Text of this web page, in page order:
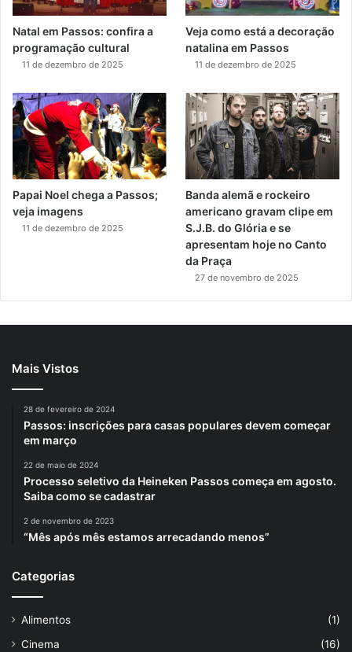
Natal em Passos: confira a
programação cultural
11 de dezembro de 2025
Veja como está a decoração
natalina em Passos
11 de dezembro de 2025
Papai Noel chega a Passos;
veja imagens
11 de dezembro de 2025
Banda alemã e rockeiro
americano gravam clipe em
S.J.B. do Glória e se
apresentam hoje no Canto
da Praça
27 de novembro de 2025
Mais Vistos
28 de fevereiro de 2024
Passos: inscrições para casas populares devem começar
em março
22 de maio de 2024
Processo seletivo da Heineken Passos começa em agosto.
Saiba como se cadastrar
2 de novembro de 2023
“Mês após mês estamos arrecadando menos”
Categorias
Alimentos
(1)
Cinema
(16)